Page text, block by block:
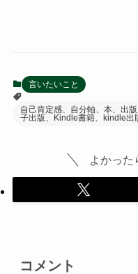
言いたいこと
自己肯定感、自分軸、本、出
子出版、Kindle書籍、kindle出
よかった
コメント